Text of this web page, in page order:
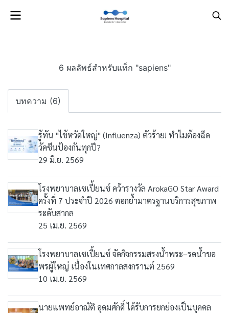
6 ผลลัพธ์สำหรับแท็ก "sapiens"
บทความ (6)
รู้ทัน "ไข้หวัดใหญ่" (Influenza) ตัวร้าย! ทำไมต้องฉีด
วัคซีนป้องกันทุกปี?
29 มิ.ย. 2569
โรงพยาบาลเซเปี้ยนซ์ คว้ารางวัล ArokaGO Star Award
ครั้งที่ 7 ประจำปี 2026 ตอกย้ำมาตรฐานบริการสุขภาพ
ระดับสากล
25 เม.ย. 2569
โรงพยาบาลเซเปี้ยนซ์ จัดกิจกรรมสรงน้ำพระ–รดน้ำขอ
พรผู้ใหญ่ เนื่องในเทศกาลสงกรานต์ 2569
10 เม.ย. 2569
นายแพทย์อาณัติ อุดมศักดิ์ ได้รับการยกย่องเป็นบุคคล